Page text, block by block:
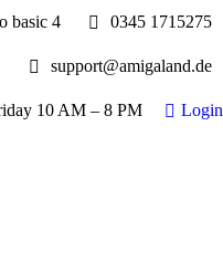
basic 4 0345 1715275
support@amigaland.de
10 AM – 8 PM Login